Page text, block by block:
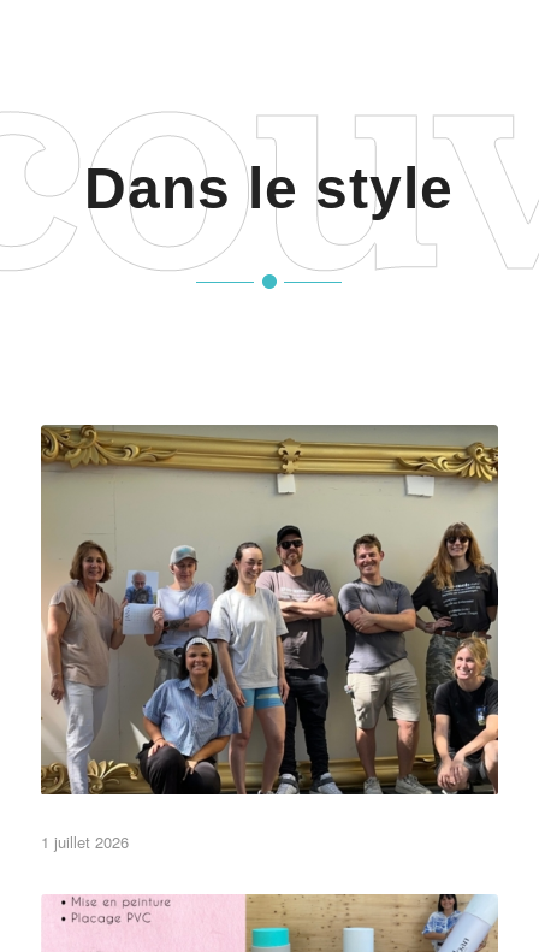
Dans le style
Pas besoin d’en faire trop … Du baroque, de
l’or !
•Festivals•
1 juillet 2026